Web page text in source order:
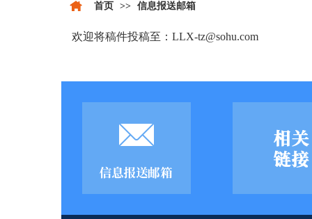
首页 >> 信息报送邮箱
欢迎将稿件投稿至： LLX-tz@sohu.com